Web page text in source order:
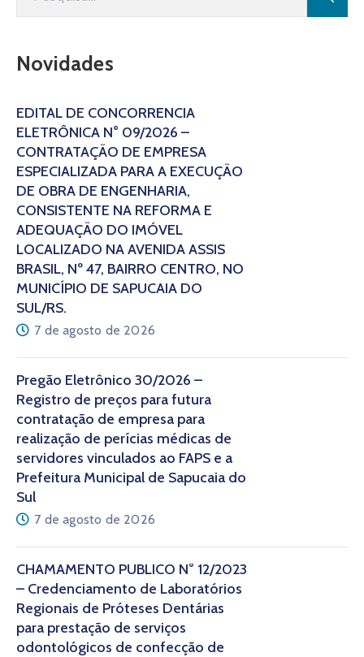
Novidades
EDITAL DE CONCORRÊNCIA
ELETRÔNICA N° 09/2026 –
CONTRATAÇÃO DE EMPRESA
ESPECIALIZADA PARA A EXECUÇÃO
DE OBRA DE ENGENHARIA,
CONSISTENTE NA REFORMA E
ADEQUAÇÃO DO IMÓVEL
LOCALIZADO NA AVENIDA ASSIS
BRASIL, Nº 47, BAIRRO CENTRO, NO
MUNICÍPIO DE SAPUCAIA DO
SUL/RS.
7 de agosto de 2026
Pregão Eletrônico 30/2026 –
Registro de preços para futura
contratação de empresa para
realização de perícias médicas de
servidores vinculados ao FAPS e a
Prefeitura Municipal de Sapucaia do
Sul
7 de agosto de 2026
CHAMAMENTO PÚBLICO N° 12/2023
– Credenciamento de Laboratórios
Regionais de Próteses Dentárias
para prestação de serviços
odontológicos de confecção de